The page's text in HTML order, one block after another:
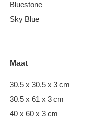
Bluestone
Sky Blue
Maat
30.5 x 30.5 x 3 cm
30.5 x 61 x 3 cm
40 x 60 x 3 cm